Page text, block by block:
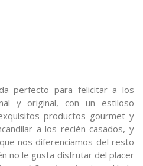
perfecto para felicitar a los
y original, con un estiloso
productos gourmet y
a los recién casados, y
nos diferenciamos del resto
no le gusta disfrutar del placer